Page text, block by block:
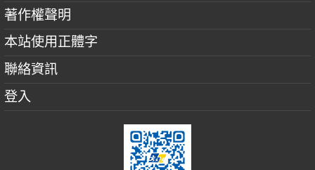
著作權聲明
本站使用正體字
聯絡資訊
登入